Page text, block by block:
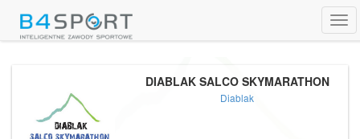
DIABLAK SALCO SKYMARATHON
Diablak